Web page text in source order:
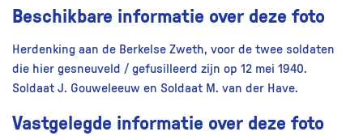
Beschikbare informatie over deze foto
Herdenking aan de Berkelse Zweth, voor de twee soldaten
die hier gesneuveld / gefusilleerd zijn op 12 mei 1940.
Soldaat J. Gouweleeuw en Soldaat M. van der Have.
Vastgelegde informatie over deze foto